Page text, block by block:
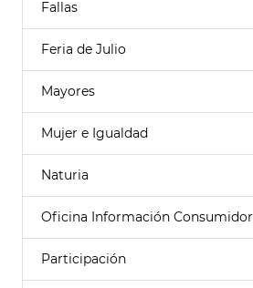
Fallas
Feria de Julio
Mayores
Mujer e Igualdad
Naturia
Oficina Información Consumidor
Participación